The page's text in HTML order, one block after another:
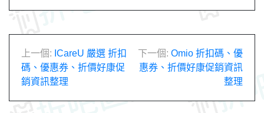
文
章
導
上一個: ICareU 嚴選 折扣
碼、優惠券、折價好康促
銷資訊整理
下一個: Omio 折扣碼、優
惠券、折價好康促銷資訊
整理